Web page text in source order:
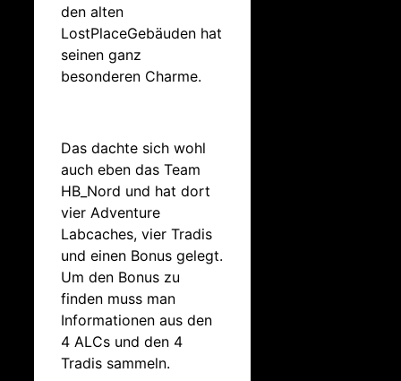
den alten
LostPlaceGebäuden hat
seinen ganz
besonderen Charme.
Das dachte sich wohl
auch eben das Team
HB_Nord und hat dort
vier Adventure
Labcaches, vier Tradis
und einen Bonus gelegt.
Um den Bonus zu
finden muss man
Informationen aus den
4 ALCs und den 4
Tradis sammeln.